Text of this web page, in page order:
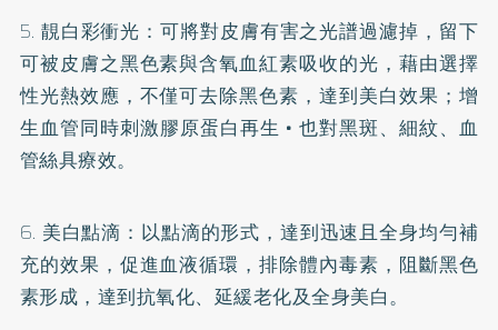
5. 靚白彩衝光：可將對皮膚有害之光譜過濾掉，留下
可被皮膚之黑色素與含氧血紅素吸收的光，藉由選擇
性光熱效應，不僅可去除黑色素，達到美白效果；增
生血管同時刺激膠原蛋白再生 • 也對黑斑、細紋、血
管絲具療效。
6. 美白點滴：以點滴的形式，達到迅速且全身均勻補
充的效果，促進血液循環，排除體內毒素，阻斷黑色
素形成，達到抗氧化、延緩老化及全身美白。